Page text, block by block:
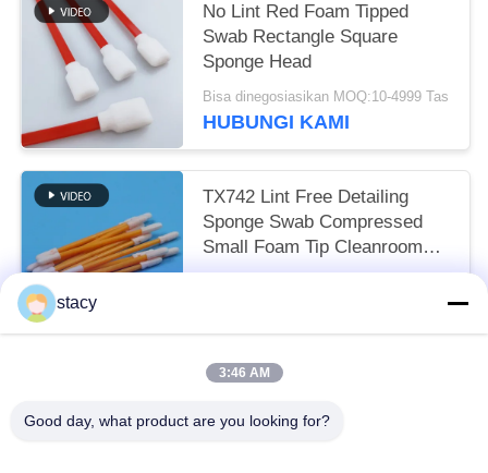
No Lint Red Foam Tipped
Swab Rectangle Square
Sponge Head
Bisa dinegosiasikan MOQ:10-4999 Tas
HUBUNGI KAMI
TX742 Lint Free Detailing
Sponge Swab Compressed
Small Foam Tip Cleanroom
Swab untuk pembersihan
stacy
3:46 AM
Good day, what product are you looking for?